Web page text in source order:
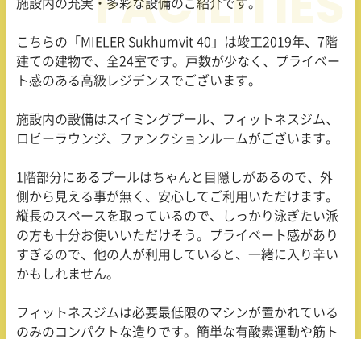
施設内の充実・多彩な設備のご紹介です。
こちらの「MIELER Sukhumvit 40」は竣工2019年、 7 階
建ての建物で、全24室です。戸数が少なく、プライベー
ト感のある高級レジデンスでございます。
施設内の設備はスイミングプール、フィットネスジム、
ロビーラウンジ、ファンクションルームがございます。
1階部分にあるプールはちゃんと目隠しがあるので、外
側から見える事が無く、安心してご利用いただけます。
縦長のスペースを取っているので、しっかり泳ぎたい派
の方も十分お使いいただけそう。プライベート感があり
すぎるので、他の人が利用していると、一緒に入り辛い
かもしれません。
フィットネスジムは必要最低限のマシンが置かれている
のみのコンパクトな造りです。簡単な有酸素運動や筋ト